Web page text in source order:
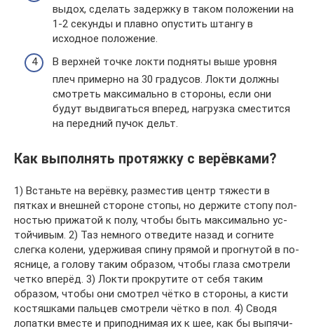
выдох, сделать задержку в таком положении на
1-2 секунды и плавно опустить штангу в
исходное положение.
В верхней точке локти подняты выше уровня
плеч примерно на 30 градусов. Локти должны
смотреть максимально в стороны, если они
будут выдвигаться вперед, нагрузка сместится
на передний пучок дельт.
Как выполнять протяжку с верёвками?
1) Встаньте на верёвку, разместив центр тяжести в
пятках и внеш­ней стороне стопы, но дер­жи­те стопу пол­
нос­тью при­жа­той к полу, чтобы быть мак­си­маль­но ус­
той­чи­вым. 2) Таз немного отведите назад и согните
слегка колени, удер­жи­вая спину прямой и прог­ну­той в по­
яс­ни­це, а голову таким об­ра­зом, чтобы глаза смот­рели
четко вперёд. 3) Локти прокрутите от себя таким
образом, чтобы они смотрел чётко в сто­ро­ны, а кисти
кос­тяш­ка­ми пальцев смот­рели чётко в пол. 4) Сводя
лопатки вместе и приподнимая их к шее, как бы вы­пя­чи­